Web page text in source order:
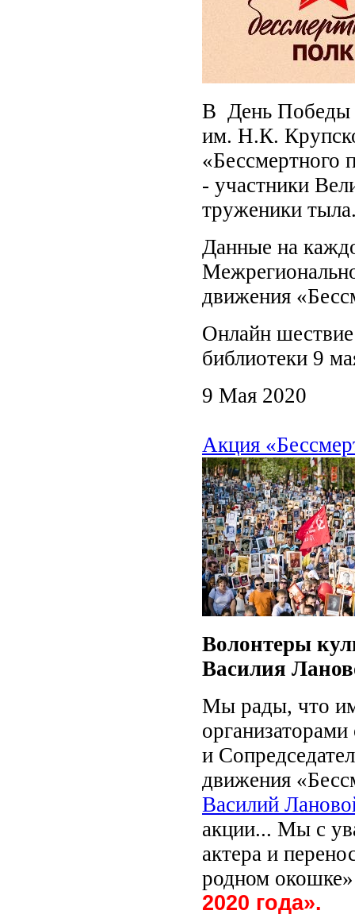
В День Победы
им. Н.К.
«Бессмертного
- участники
труженики
Данные на
движения
Онлайн шествие
библиотеки 9
9 Мая 2020
Акция
Волонтеры
Василия
Мы рады, что
и
движения
Василий
акции... Мы с
актера и
родном
2020 года».